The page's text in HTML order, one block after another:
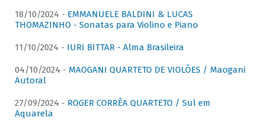
18/10/2024 - EMMANUELE BALDINI & LUCAS
THOMAZINHO - Sonatas para Violino e Piano
11/10/2024 - IURI BITTAR - Alma Brasileira
04/10/2024 - MAOGANI QUARTETO DE VIOLÕES / Maogani
Autoral
27/09/2024 - ROGER CORRÊA QUARTETO / Sul em
Aquarela